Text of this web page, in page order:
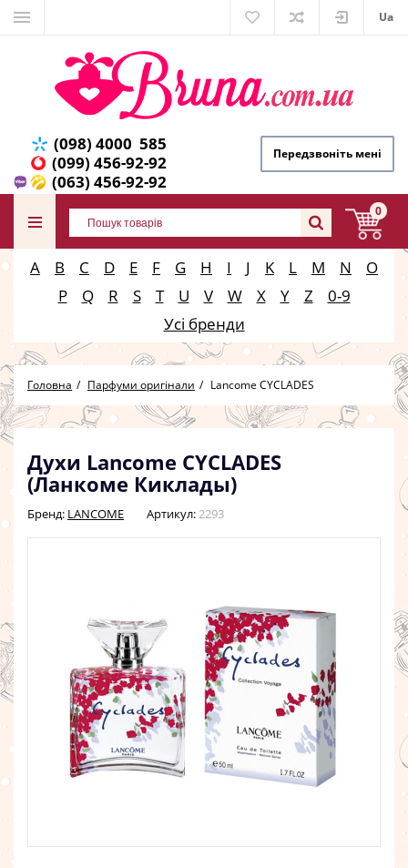
Ua
(098) 4000 585
(099) 456-92-92
(063) 456-92-92
Передзвоніть мені
0
A B C D E F G H I J K L M N
O
P
Q R S T U V W X Y Z
0-9
Усі бренди
Головна Парфуми оригінали Lancome CYCLADES
Духи Lancome CYCLADES
(Ланкоме Киклады)
Бренд: LANCOME Артикул:2293